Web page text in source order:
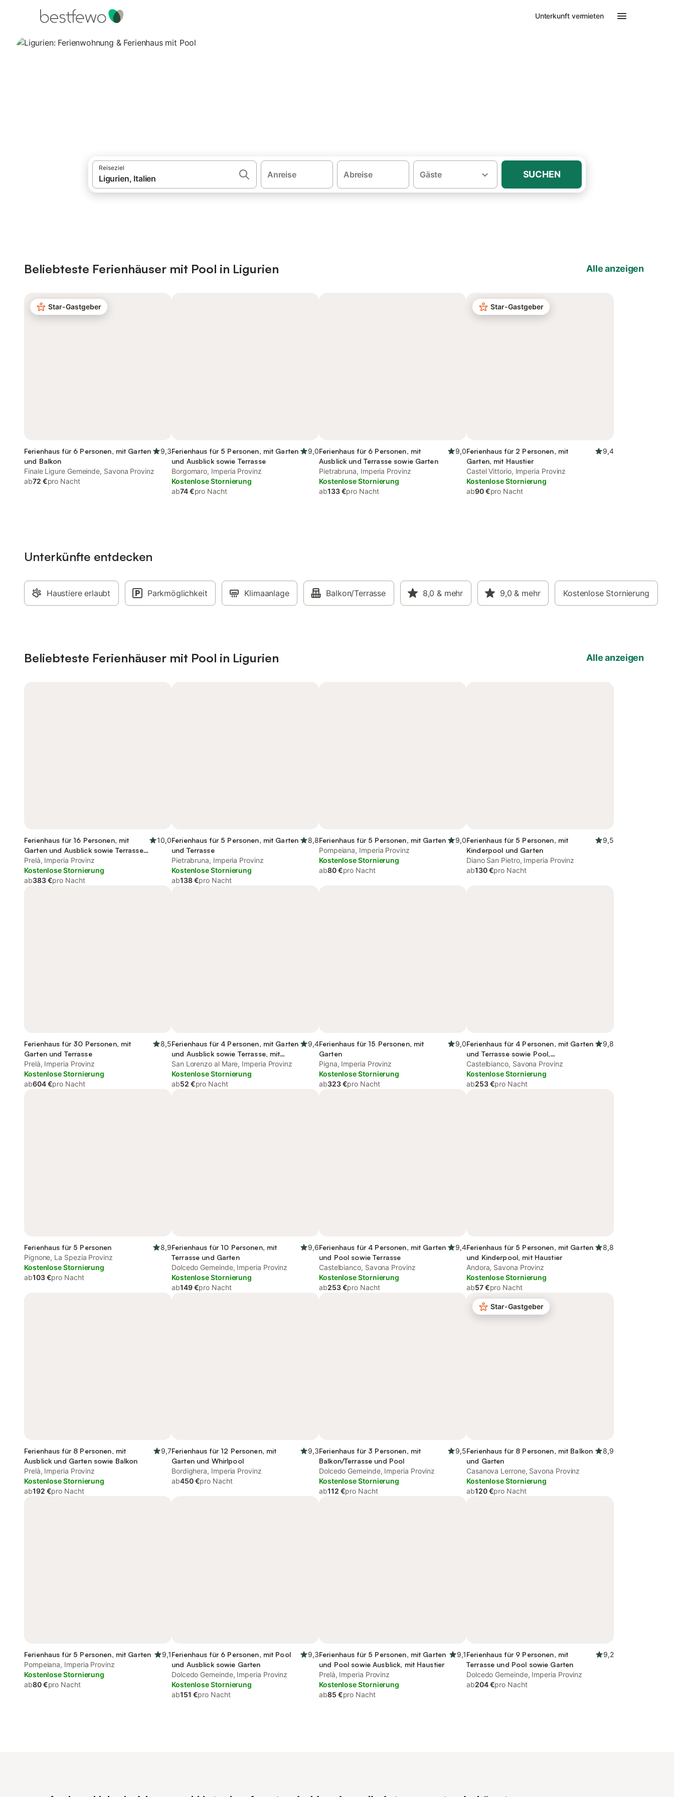
Unterkunft vermieten
Reiseziel
Anreise Abreise Gäste SUCHEN
Beliebteste Ferienhäuser mit Pool in Ligurien Alle anzeigen
Star-Gastgeber
Ferienhaus für 6 Personen, mit Garten
und Balkon
9,3
Finale Ligure Gemeinde, Savona Provinz
ab72 €pro Nacht
Ferienhaus für 5 Personen, mit Garten
und Ausblick sowie Terrasse
9,0
Borgomaro, Imperia Provinz
Kostenlose Stornierung
ab74 €pro Nacht
Ferienhaus für 6 Personen, mit
Ausblick und Terrasse sowie Garten
9,0
Pietrabruna, Imperia Provinz
Kostenlose Stornierung
ab133 €pro Nacht
Star-Gastgeber
Ferienhaus für 2 Personen, mit
Garten, mit Haustier
9,4
Castel Vittorio, Imperia Provinz
Kostenlose Stornierung
ab90 €pro Nacht
Unterkünfte entdecken
Haustiere erlaubt Parkmöglichkeit Klimaanlage Balkon/Terrasse 8,0 & mehr 9,0 & mehr Kostenlose Stornierung
Beliebteste Ferienhäuser mit Pool in Ligurien Alle anzeigen
Ferienhaus für 16 Personen, mit
Garten und Ausblick sowie Terrasse,
mit Haustier
10,0
Prelà, Imperia Provinz
Kostenlose Stornierung
ab383 €pro Nacht
Ferienhaus für 5 Personen, mit Garten
und Terrasse
8,8
Pietrabruna, Imperia Provinz
Kostenlose Stornierung
ab138 €pro Nacht
Ferienhaus für 5 Personen, mit Garten
9,0
Pompeiana, Imperia Provinz
Kostenlose Stornierung
ab80 €pro Nacht
Ferienhaus für 5 Personen, mit
Kinderpool und Garten
9,5
Diano San Pietro, Imperia Provinz
ab130 €pro Nacht
Ferienhaus für 30 Personen, mit
Garten und Terrasse
8,5
Prelà, Imperia Provinz
Kostenlose Stornierung
ab604 €pro Nacht
Ferienhaus für 4 Personen, mit Garten
und Ausblick sowie Terrasse, mit
Haustier
9,4
San Lorenzo al Mare, Imperia Provinz
Kostenlose Stornierung
ab52 €pro Nacht
Ferienhaus für 15 Personen, mit
Garten
9,0
Pigna, Imperia Provinz
Kostenlose Stornierung
ab323 €pro Nacht
Ferienhaus für 4 Personen, mit Garten
und Terrasse sowie Pool,
kinderfreundlich
9,8
Castelbianco, Savona Provinz
Kostenlose Stornierung
ab253 €pro Nacht
Ferienhaus für 5 Personen
8,9
Pignone, La Spezia Provinz
Kostenlose Stornierung
ab103 €pro Nacht
Ferienhaus für 10 Personen, mit
Terrasse und Garten
9,6
Dolcedo Gemeinde, Imperia Provinz
Kostenlose Stornierung
ab149 €pro Nacht
Ferienhaus für 4 Personen, mit Garten
und Pool sowie Terrasse
9,4
Castelbianco, Savona Provinz
Kostenlose Stornierung
ab253 €pro Nacht
Ferienhaus für 5 Personen, mit Garten
und Kinderpool, mit Haustier
8,8
Andora, Savona Provinz
Kostenlose Stornierung
ab57 €pro Nacht
Ferienhaus für 8 Personen, mit
Ausblick und Garten sowie Balkon
9,7
Prelà, Imperia Provinz
Kostenlose Stornierung
ab192 €pro Nacht
Ferienhaus für 12 Personen, mit
Garten und Whirlpool
9,3
Bordighera, Imperia Provinz
ab450 €pro Nacht
Ferienhaus für 3 Personen, mit
Balkon/Terrasse und Pool
9,5
Dolcedo Gemeinde, Imperia Provinz
Kostenlose Stornierung
ab112 €pro Nacht
Star-Gastgeber
Ferienhaus für 8 Personen, mit Balkon
und Garten
8,9
Casanova Lerrone, Savona Provinz
Kostenlose Stornierung
ab120 €pro Nacht
Ferienhaus für 5 Personen, mit Garten
9,1
Pompeiana, Imperia Provinz
Kostenlose Stornierung
ab80 €pro Nacht
Ferienhaus für 6 Personen, mit Pool
und Ausblick sowie Garten
9,3
Dolcedo Gemeinde, Imperia Provinz
Kostenlose Stornierung
ab151 €pro Nacht
Ferienhaus für 5 Personen, mit Garten
und Pool sowie Ausblick, mit Haustier
9,1
Prelà, Imperia Provinz
Kostenlose Stornierung
ab85 €pro Nacht
Ferienhaus für 9 Personen, mit
Terrasse und Pool sowie Garten
9,2
Dolcedo Gemeinde, Imperia Provinz
ab204 €pro Nacht